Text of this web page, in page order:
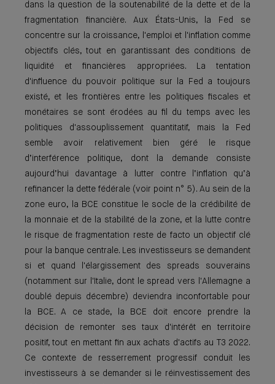
dans la question de la soutenabilité de la dette et de la
fragmentation financière. Aux États-Unis, la Fed se
concentre sur la croissance, l'emploi et l'inflation comme
objectifs clés, tout en garantissant des conditions de
liquidité et financières appropriées. La tentation
d'influence du pouvoir politique sur la Fed a toujours
existé, et les frontières entre les politiques fiscales et
monétaires se sont érodées au fil du temps avec les
politiques d'assouplissement quantitatif, mais la Fed
semble avoir relativement bien géré le risque
d’interférence politique, dont la demande consiste
aujourd’hui davantage à lutter contre l’inflation qu’à
refinancer la dette fédérale (voir point n° 5). Au sein de la
zone euro, la BCE constitue le socle de la crédibilité de
la monnaie et de la stabilité de la zone, et la lutte contre
le risque de fragmentation reste de facto un objectif clé
pour la banque centrale. Les investisseurs se demandent
si et quand l'élargissement des spreads souverains
(notamment sur l'Italie, dont le spread vers l'Allemagne a
doublé depuis décembre) deviendra inconfortable pour
la BCE. A ce stade, la BCE doit encore prendre la
décision de remonter ses taux d'intérêt en territoire
positif, tout en mettant fin aux achats d'actifs au T3 2022.
Ce contexte de resserrement progressif conduit les
investisseurs à se demander si le réinvestissement des